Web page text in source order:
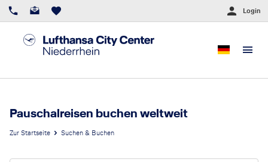
Login
Pauschalreisen buchen weltweit
Zur Startseite Suchen & Buchen